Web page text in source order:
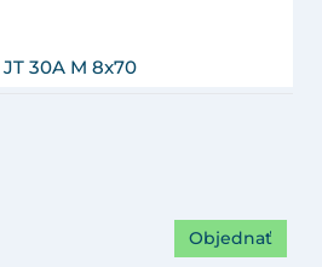
JT 30A M 8x70
Objednať